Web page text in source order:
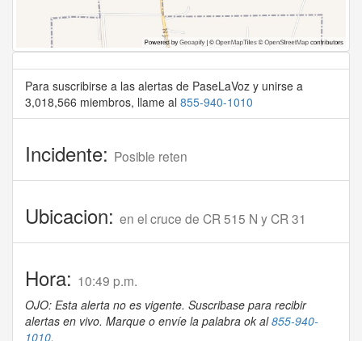
Para suscribirse a las alertas de PaseLaVoz y unirse a
3,018,566 miembros, llame al 855-940-1010
Incidente: Posible reten
Ubicacion: en el cruce de CR 515 N y CR 31
Hora: 10:49 p.m.
OJO: Esta alerta no es vigente. Suscribase para recibir
alertas en vivo. Marque o envíe la palabra ok al855-940-
1010.